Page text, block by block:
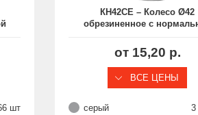
шт
КН42СЕ – Колесо Ø42
обрезиненное с
от 15,20 р.
ВСЕ ЦЕНЫ
серый 3